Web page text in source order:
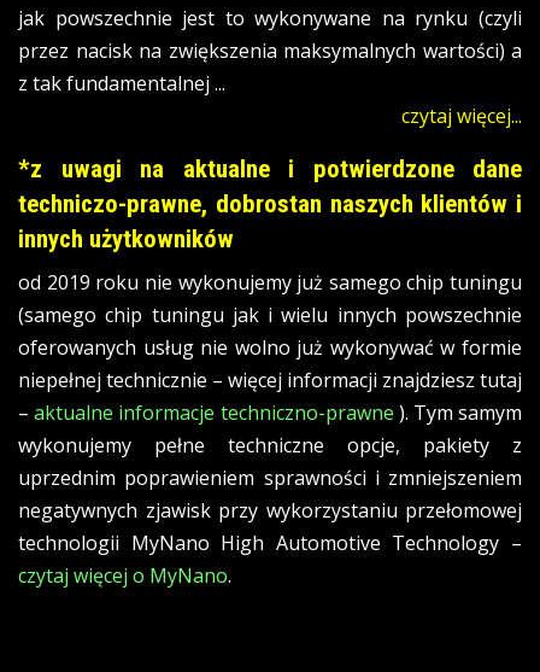
jak powszechnie jest to wykonywane na rynku (czyli
przez nacisk na zwiększenia maksymalnych wartości) a
z tak fundamentalnej ...
czytaj więcej...
*z uwagi na aktualne i potwierdzone dane
techniczo-prawne, dobrostan naszych klientów i
innych użytkowników
od 2019 roku nie wykonujemy już samego chip tuningu
(samego chip tuningu jak i wielu innych powszechnie
oferowanych usług nie wolno już wykonywać w formie
niepełnej technicznie – więcej informacji znajdziesz tutaj
–aktualne informacje techniczno-prawne ). Tym samym
wykonujemy pełne techniczne opcje, pakiety z
uprzednim poprawieniem sprawności i zmniejszeniem
negatywnych zjawisk przy wykorzystaniu przełomowej
technologii MyNano High Automotive Technology –
czytaj więcej o MyNano.